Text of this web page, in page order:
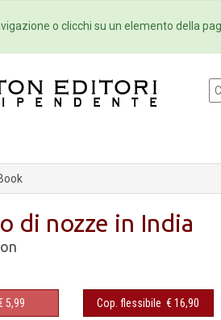
Collane
di nozze in India
5,99 Cop. flessibile € 16,90
o clicchi su un elemento della